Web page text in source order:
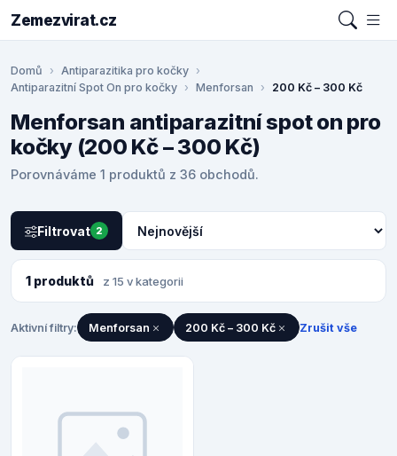
Zemezvirat.cz
Domů
Antiparazitika pro kočky
Antiparazitní Spot On pro kočky
Menforsan 200 Kč – 300 Kč
Menforsan antiparazitní spot on pro
kočky (200 Kč – 300 Kč)
Porovnáváme 1 produktů z 36 obchodů.
Filtrovat 2
1 produktů z 15 v kategorii
Aktivní filtry: Menforsan 200 Kč – 300 Kč Zrušit vše